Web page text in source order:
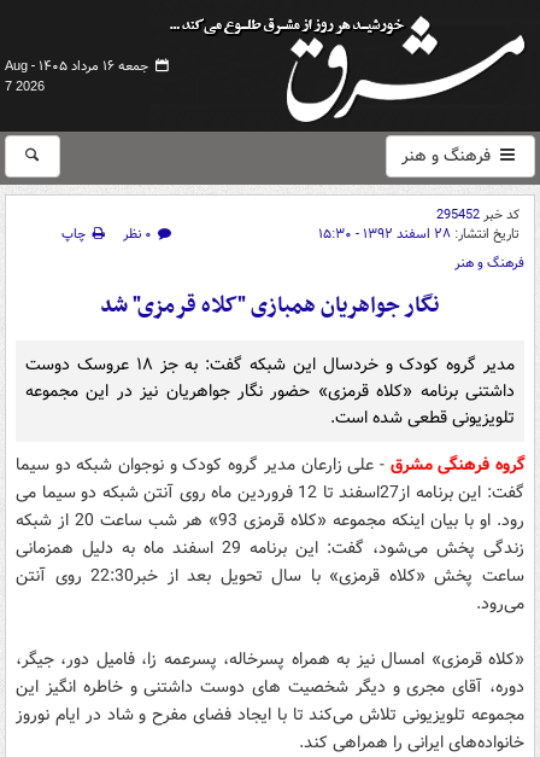
جمعه ۱۶ مرداد ۱۴۰۵ -
Aug
7 2026
فرهنگ و هنر
کد خبر295452
تاریخ انتشار: ۲۸ اسفند ۱۳۹۲ - ۱۵:۳۰ ۰ نظر
چاپ
فرهنگ و هنر
نگار جواهریان همبازی "کلاه قرمزی" شد
مدیر گروه کودک و خردسال این شبکه گفت: به جز ۱۸ عروسک دوست
داشتنی برنامه «کلاه قرمزی» حضور نگار جواهریان نیز در این مجموعه
تلویزیونی قطعی شده است.
گروه فرهنگی مشرق - علی زارعان مدیر گروه کودک و نوجوان شبکه دو سیما
گفت: این برنامه از27اسفند تا 12 فروردین ماه روی آنتن شبکه دو سیما می
رود. او با بیان اینکه مجموعه «کلاه قرمزی 93» هر شب ساعت 20 از شبکه
زندگی پخش می‌شود، گفت: این برنامه 29 اسفند ماه به دلیل همزمانی
ساعت پخش «کلاه قرمزی» با سال تحویل بعد از خبر22:30 روی آنتن
می‌رود.
«کلاه قرمزی» امسال نیز به همراه پسرخاله، پسرعمه زا، فامیل دور، جیگر،
دوره، آقای مجری و دیگر شخصیت ‌های دوست داشتنی و خاطره انگیز این
مجموعه تلویزیونی تلاش می‌کند تا با ایجاد فضای مفرح و شاد در ایام نوروز
خانواده‌های ایرانی را همراهی کند.